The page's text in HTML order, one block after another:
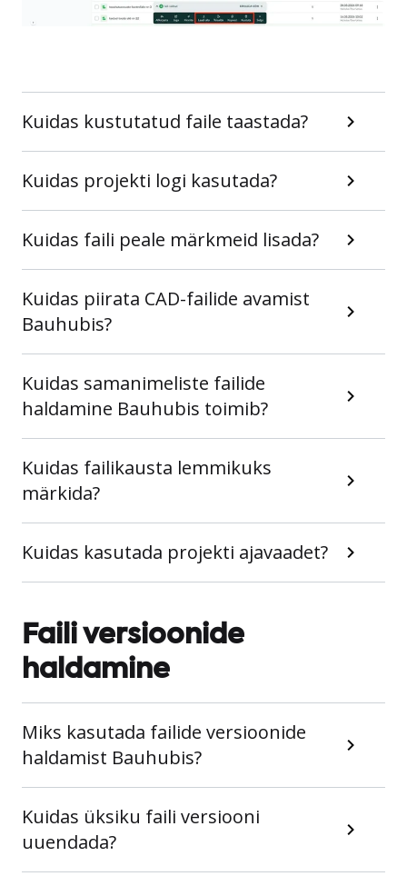
Kuidas kustutatud faile taastada?
Kuidas projekti logi kasutada?
Kuidas faili peale märkmeid lisada?
Kuidas piirata CAD-failide avamist
Bauhubis?
Kuidas samanimeliste failide
haldamine Bauhubis toimib?
Kuidas failikausta lemmikuks
märkida?
Kuidas kasutada projekti ajavaadet?
Faili versioonide
haldamine
Miks kasutada failide versioonide
haldamist Bauhubis?
Kuidas üksiku faili versiooni
uuendada?